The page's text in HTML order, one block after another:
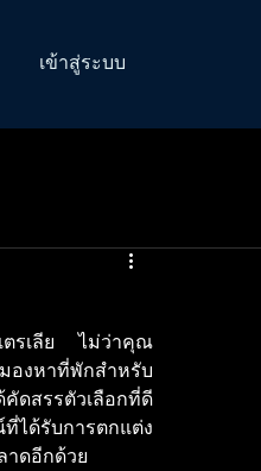
เข้าสู่ระบบ
ตรเลีย ไม่ว่าคุณ
องหาที่พักสำหรับ
ดสรรตัวเลือกที่ดี
ได้รับการตกแต่ง
าดอีกด้วย